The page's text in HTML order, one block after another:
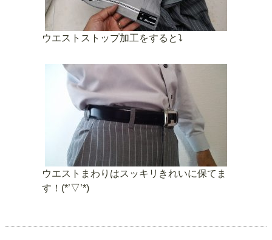
ウエストストップ加工をすると⤵️
ウエストまわりはスッキリきれいに保てま
す！(*’▽’*)